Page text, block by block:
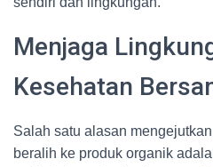
Menjaga
Kesehatan
Salah satu alasan
beralih ke produk organik